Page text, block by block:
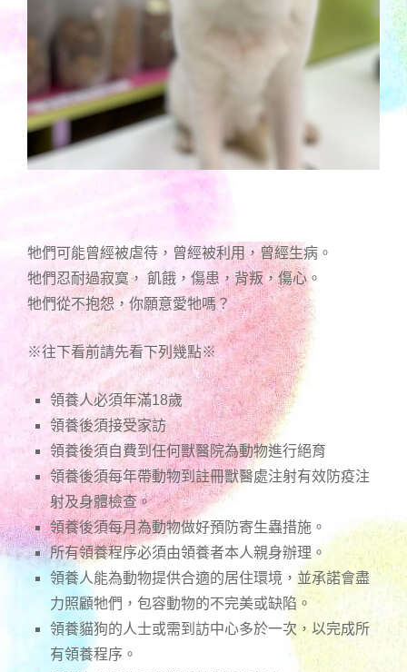
牠們可能曾經被虐待，曾經被利用，曾經生病。
牠們忍耐過寂寞， 飢餓，傷患，背叛，傷心。
牠們從不抱怨，你願意愛牠嗎？
※往下看前請先看下列幾點※
領養人必須年滿18歲
領養後須接受家訪
領養後須自費到任何獸醫院為動物進行絕育
領養後須每年帶動物到註冊獸醫處注射有效防疫注
射及身體檢查。
領養後須每月為動物做好預防寄生蟲措施。
所有領養程序必須由領養者本人親身辦理。
領養人能為動物提供合適的居住環境，並承諾會盡
力照顧牠們，包容動物的不完美或缺陷。
領養貓狗的人士或需到訪中心多於一次，以完成所
有領養程序。